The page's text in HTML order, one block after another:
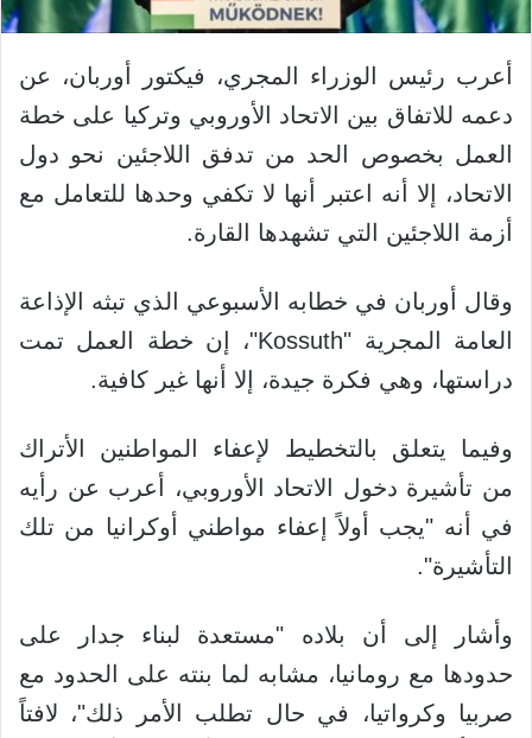
أعرب رئيس الوزراء المجري، فيكتور أوربان، عن
دعمه للاتفاق بين الاتحاد الأوروبي وتركيا على خطة
العمل بخصوص الحد من تدفق اللاجئين نحو دول
الاتحاد، إلا أنه اعتبر أنها لا تكفي وحدها للتعامل مع
أزمة اللاجئين التي تشهدها القارة.
وقال أوربان في خطابه الأسبوعي الذي تبثه الإذاعة
العامة المجرية "Kossuth"، إن خطة العمل تمت
دراستها، وهي فكرة جيدة، إلا أنها غير كافية.
وفيما يتعلق بالتخطيط لإعفاء المواطنين الأتراك
من تأشيرة دخول الاتحاد الأوروبي، أعرب عن رأيه
في أنه "يجب أولاً إعفاء مواطني أوكرانيا من تلك
التأشيرة".
وأشار إلى أن بلاده "مستعدة لبناء جدار على
حدودها مع رومانيا، مشابه لما بنته على الحدود مع
صربيا وكرواتيا، في حال تطلب الأمر ذلك"، لافتاً